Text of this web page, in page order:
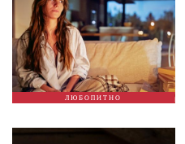
ЛЮБОПИТНО